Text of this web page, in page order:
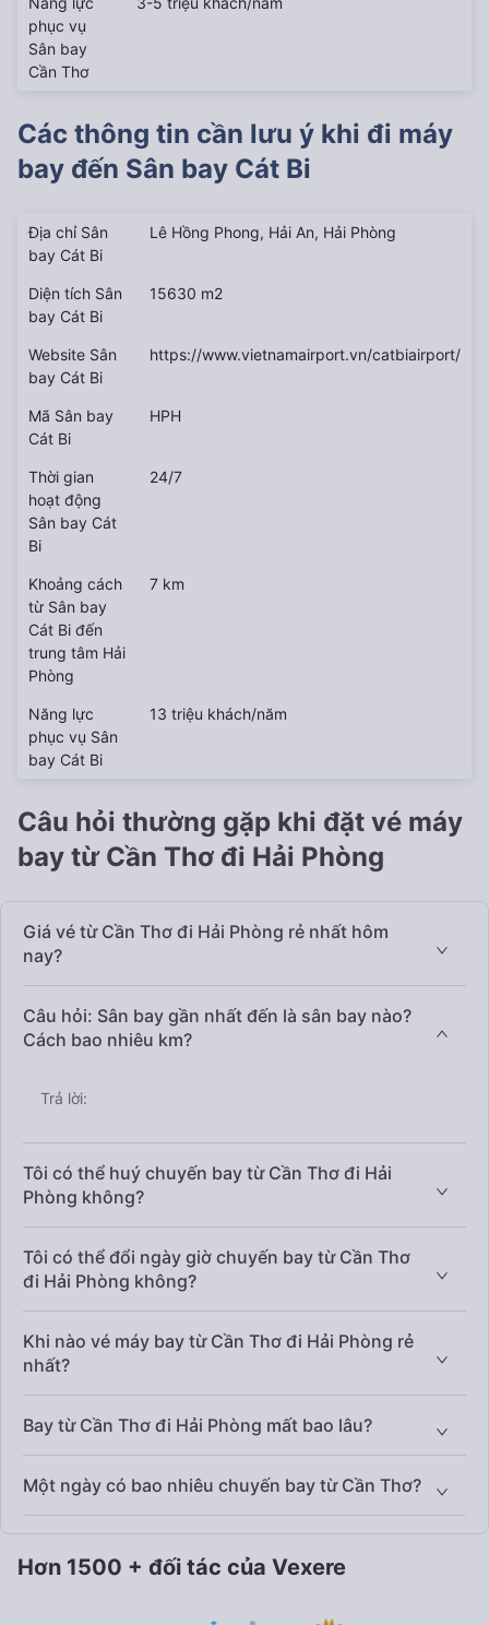
phục vụ
Sân bay
Cần Thơ
Các thông tin cần lưu ý khi đi máy
bay đến Sân bay Cát Bi
Địa chỉ Sân
bay Cát Bi
Lê Hồng Phong, Hải An, Hải Phòng
Diện tích Sân
bay Cát Bi
15630 m2
Website Sân
bay Cát Bi
https://www.vietnamairport.vn/catbiairport/
Mã Sân bay
Cát Bi
HPH
Thời gian
hoạt động
Sân bay Cát
Bi
24/7
Khoảng cách
từ Sân bay
Cát Bi đến
trung tâm Hải
Phòng
7 km
Năng lực
phục vụ Sân
bay Cát Bi
13 triệu khách/năm
Câu hỏi thường gặp khi đặt vé máy
bay từ Cần Thơ đi Hải Phòng
Giá vé từ Cần Thơ đi Hải Phòng rẻ nhất hôm
nay?
Câu hỏi: Sân bay gần nhất đến là sân bay nào?
Cách bao nhiêu km?
Trả lời:
Tôi có thể huý chuyến bay từ Cần Thơ đi Hải
Phòng không?
Tôi có thể đổi ngày giờ chuyến bay từ Cần Thơ
đi Hải Phòng không?
Khi nào vé máy bay từ Cần Thơ đi Hải Phòng rẻ
nhất?
Bay từ Cần Thơ đi Hải Phòng mất bao lâu?
Một ngày có bao nhiêu chuyến bay từ Cần Thơ?
Hơn 1500 + đối tác của Vexere